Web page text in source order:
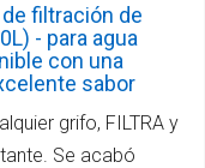
de filtración de
- para agua
con una
sabor
grifo, FILTRA y
Se acabó